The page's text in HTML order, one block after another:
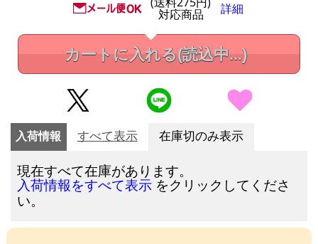
対応商品 詳細
カートに入れる(読込中...)
入荷情報 すべて表示 在庫切のみ表示
現在すべて在庫があります。
入荷情報をすべて表示 をクリックしてくださ
い。